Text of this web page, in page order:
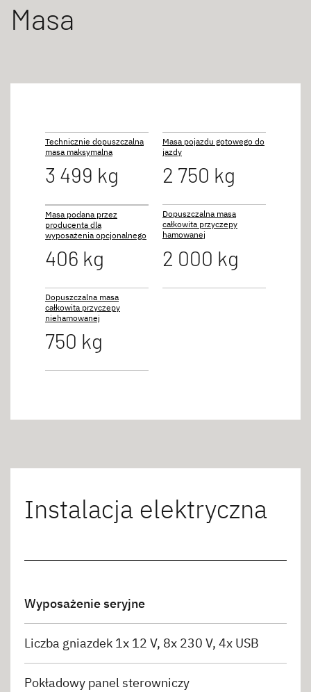
Masa
Technicznie dopuszczalna
masa maksymalna
3 499 kg
Masa pojazdu gotowego do
jazdy
2 750 kg
Masa podana przez
producenta dla
wyposażenia opcjonalnego
406 kg
Dopuszczalna masa
całkowita przyczepy
hamowanej
2 000 kg
Dopuszczalna masa
całkowita przyczepy
niehamowanej
750 kg
Instalacja elektryczna
Wyposażenie seryjne
Liczba gniazdek 1x 12 V, 8x 230 V, 4x USB
Pokładowy panel sterowniczy